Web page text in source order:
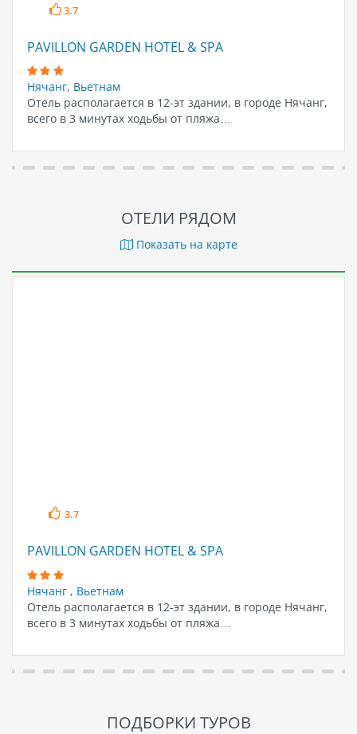
3.7
PAVILLON GARDEN HOTEL & SPA
Нячанг, Вьетнам
Отель располагается в 12-эт здании, в городе Нячанг,
всего в 3 минутах ходьбы от пляжа…
ОТЕЛИ РЯДОМ
Показать на карте
3.7
PAVILLON GARDEN HOTEL & SPA
Нячанг , Вьетнам
Отель располагается в 12-эт здании, в городе Нячанг,
всего в 3 минутах ходьбы от пляжа…
ПОДБОРКИ ТУРОВ